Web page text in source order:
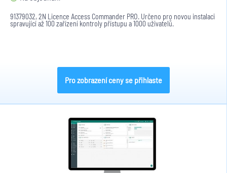
91379032, 2N Licence Access Commander PRO. Určeno pro novou instalaci
spravující až 100 zařízení kontroly přístupu a 1000 uživatelů.
Pro zobrazení ceny se přihlaste